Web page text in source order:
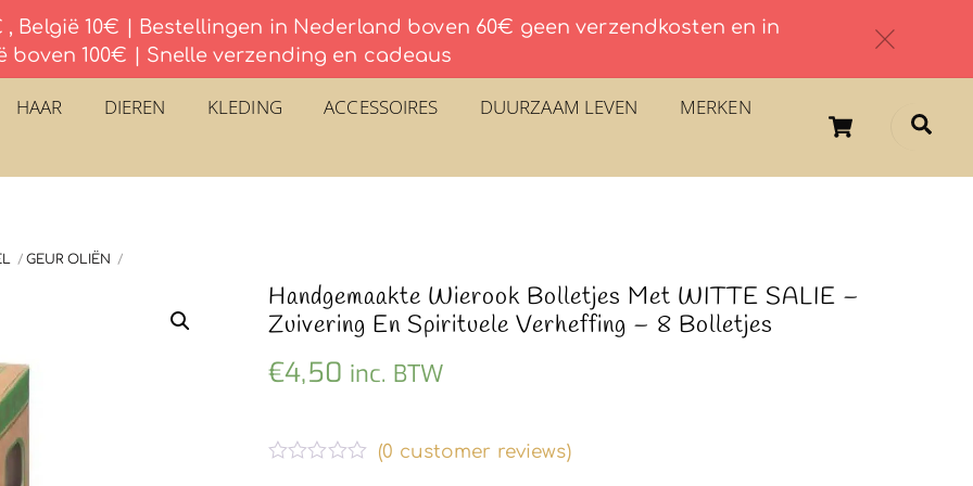
België 10€ | Bestellingen in Nederland boven 60€ geen verzendkosten en in
boven 100€ | Snelle verzending en cadeaus
c
Cart
HAAR DIEREN KLEDING ACCESSOIRES DUURZAAM LEVEN MERKEN
GEUR OLIËN
Handgemaakte Wierook Bolletjes Met WITTE SALIE –
Zuivering En Spirituele Verheffing – 8 Bolletjes
€4,50 inc. BTW
(0 customer reviews)